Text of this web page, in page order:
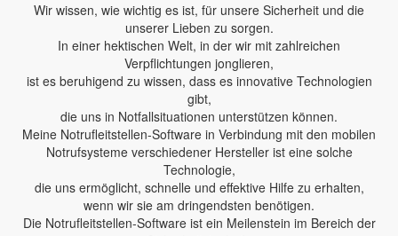
Wir wissen, wie wichtig es ist, für unsere Sicherheit und die
unserer Lieben zu sorgen.
In einer hektischen Welt, in der wir mit zahlreichen
Verpflichtungen jonglieren,
ist es beruhigend zu wissen, dass es innovative Technologien
gibt,
die uns in Notfallsituationen unterstützen können.
Meine Notrufleitstellen-Software in Verbindung mit den mobilen
Notrufsysteme verschiedener Hersteller ist eine solche
Technologie,
die uns ermöglicht, schnelle und effektive Hilfe zu erhalten,
wenn wir sie am dringendsten benötigen.
Die Notrufleitstellen-Software ist ein Meilenstein im Bereich der